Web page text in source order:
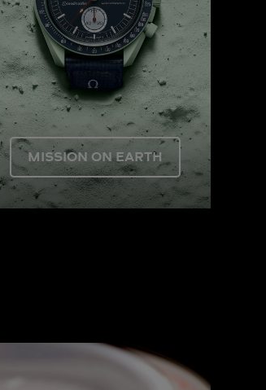
MISSION ON EARTH